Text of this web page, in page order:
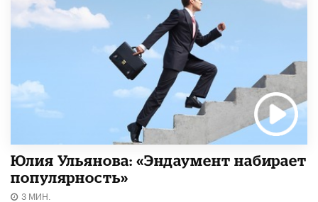
Юлия Ульянова: «Эндаумент набирает
популярность»
3 МИН.